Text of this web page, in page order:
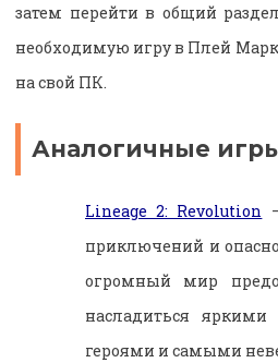
затем перейти в общий
необходимую игру в Плей
на свой ПК.
Аналогичные
Lineage 2: Revolution
приключений и
огромный мир
насладиться
героями и самыми